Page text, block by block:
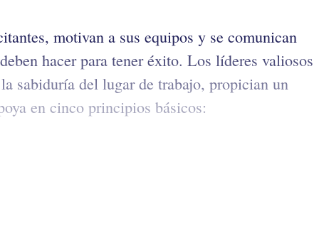
motivan a sus equipos y se comunican
hacer para tener éxito. Los líderes valiosos
sabiduría del lugar de trabajo, propician un
en cinco principios básicos: